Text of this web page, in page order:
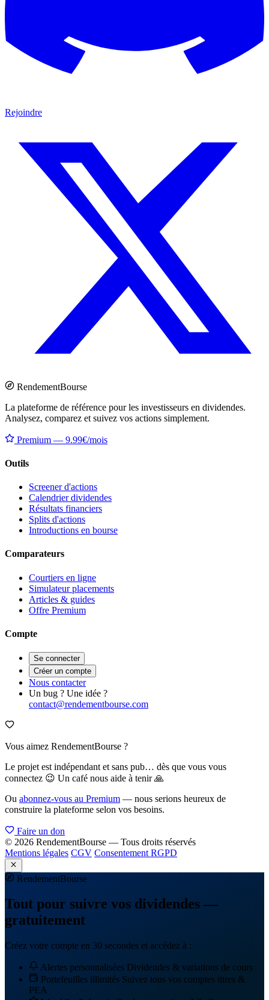
Rejoindre
RendementBourse
La plateforme de référence pour les investisseurs en dividendes.
Analysez, comparez et suivez vos actions simplement.
Premium — 9.99€/mois
Outils
Screener d'actions
Calendrier dividendes
Résultats financiers
Splits d'actions
Introductions en bourse
Comparateurs
Courtiers en ligne
Simulateur placements
Articles & guides
Offre Premium
Compte
Se connecter
Créer un compte
Nous contacter
Un bug ? Une idée ?
contact@rendementbourse.com
Vous aimez RendementBourse ?
Le projet est indépendant et sans pub… dès que vous vous
connectez 😉 Un café nous aide à tenir 🙏
Ou abonnez-vous au Premium — nous serions heureux de
construire la plateforme selon vos besoins.
Faire un don
© 2026 RendementBourse — Tous droits réservés
Mentions légales CGV Consentement RGPD
RendementBourse
Tout pour suivre vos dividendes —
gratuitement
Créez votre compte en 30 secondes et accédez à :
Alertes personnalisées Dividendes & variations de cours
Portefeuilles illimités Suivez tous vos comptes titres &
PEA